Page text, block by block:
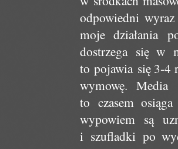
odpowiedni wyraz
moje działania
dostrzega się w
to pojawia się 3-4
wymowę.
to czasem
wypowiem są
i szufladki po